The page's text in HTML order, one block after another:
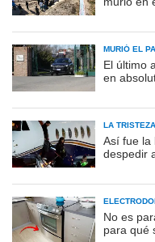
MURIÓ EL
El último
en
LA
Así fue la
despedir
No es
para qué